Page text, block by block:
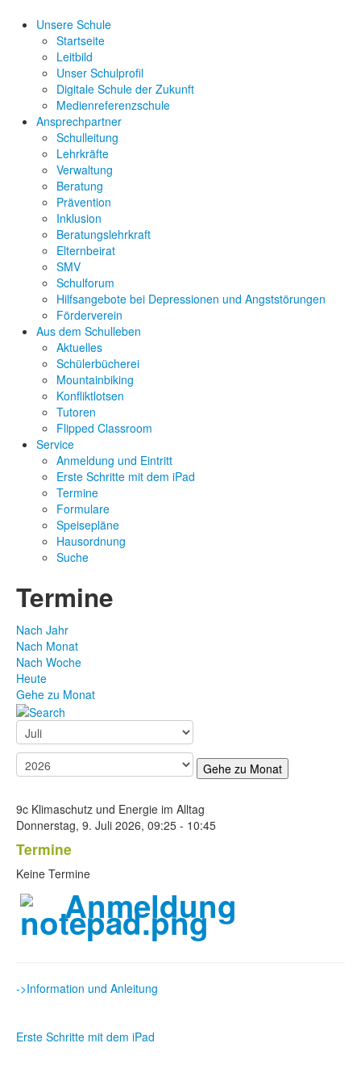
Unsere Schule
Startseite
Leitbild
Unser Schulprofil
Digitale Schule der Zukunft
Medienreferenzschule
Ansprechpartner
Schulleitung
Lehrkräfte
Verwaltung
Beratung
Prävention
Inklusion
Beratungslehrkraft
Elternbeirat
SMV
Schulforum
Hilfsangebote bei Depressionen und Angststörungen
Förderverein
Aus dem Schulleben
Aktuelles
Schülerbücherei
Mountainbiking
Konfliktlotsen
Tutoren
Flipped Classroom
Service
Anmeldung und Eintritt
Erste Schritte mit dem iPad
Termine
Formulare
Speisepläne
Hausordnung
Suche
Termine
Nach Jahr
Nach Monat
Nach Woche
Heute
Gehe zu Monat
Gehe zu Monat
9c Klimaschutz und Energie im Alltag
Donnerstag, 9. Juli 2026, 09:25 - 10:45
Termine
Keine Termine
Anmeldung
->Information und Anleitung
Erste Schritte mit dem iPad